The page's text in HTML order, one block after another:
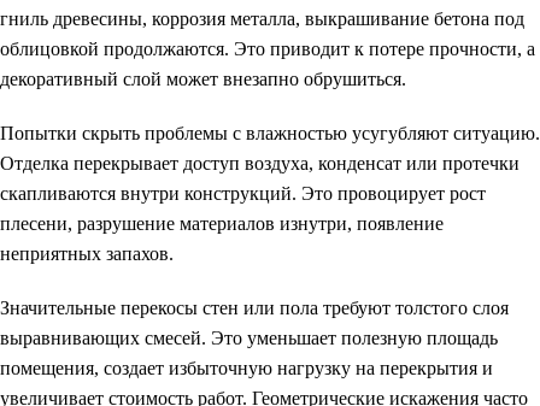
гниль древесины, коррозия металла, выкрашивание бетона под
облицовкой продолжаются. Это приводит к потере прочности, а
декоративный слой может внезапно обрушиться.
Попытки скрыть проблемы с влажностью усугубляют ситуацию.
Отделка перекрывает доступ воздуха, конденсат или протечки
скапливаются внутри конструкций. Это провоцирует рост
плесени, разрушение материалов изнутри, появление
неприятных запахов.
Значительные перекосы стен или пола требуют толстого слоя
выравнивающих смесей. Это уменьшает полезную площадь
помещения, создает избыточную нагрузку на перекрытия и
увеличивает стоимость работ. Геометрические искажения часто